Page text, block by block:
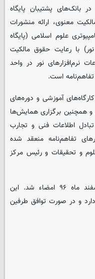
در بانک‌های پشتیبان پایگاه
معنوی، ارائه منشورات
علوم اسلامی (پایگاه
با رعایت حقوق مالکیت
نرم‌افزارهای نور در واحد
است.
آموزشی و دوره‌های
همچنین برگزاری همایش‌ها
اطلاعات فنی و تجارب
تفاهم‌نامه منعقد شده
و تحقیقات و رئیس مرکز
این تفاهم‌نامه در روز چهارشنبه ۲۳ اسفند ماه ۹۶ امضاء شد. این
و در صورت توافق طرفین